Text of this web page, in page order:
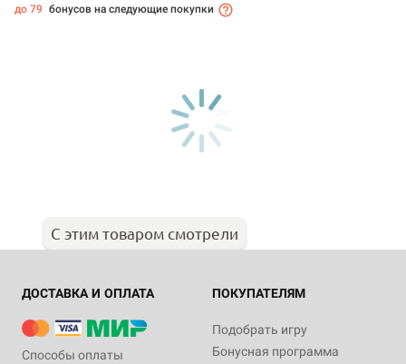
до 79 бонусов на следующие покупки
С этим товаром смотрели
ДОСТАВКА И ОПЛАТА
Способы оплаты
ПОКУПАТЕЛЯМ
Подобрать игру
Бонусная программа